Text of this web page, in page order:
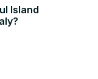
Island